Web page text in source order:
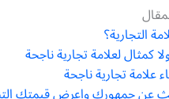
التجارية؟
كمثال لعلامة تجارية ناجحة
علامة تجارية ناجحة